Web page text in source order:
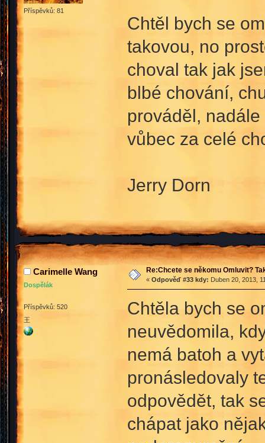
Příspěvků: 81
Chtěl bych se
takovou, no
choval tak jak
blbé chování,
prováděl,
vůbec za celé
Jerry Dorn
Carimelle Wang
Dospělák
Příspěvků: 520
王
Re:Chcete se někomu Omluvit?
« Odpověď #33 kdy: Duben 20, 2013,
Chtěla bych se
neuvědomila,
nemá batoh a
pronásledovaly
odpovědět, tak
chápat jako